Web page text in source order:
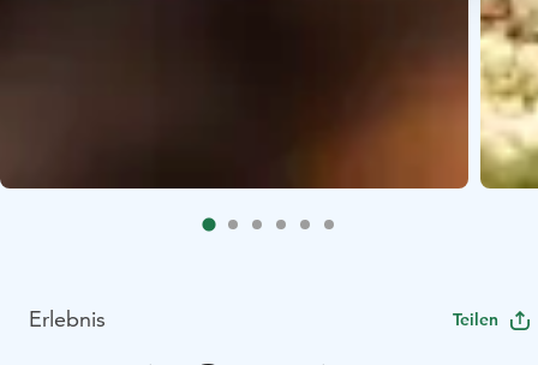
Erlebnis Teilen